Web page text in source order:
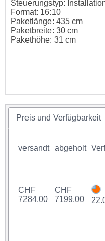
Steuerungstyp:
Format: 16:10
Paketlänge: 435 cm
Paketbreite: 30 cm
Pakethöhe: 31 cm
Preis und Verfügbarkeit
versandt abgeholt
CHF
7284.00
CHF
7199.00